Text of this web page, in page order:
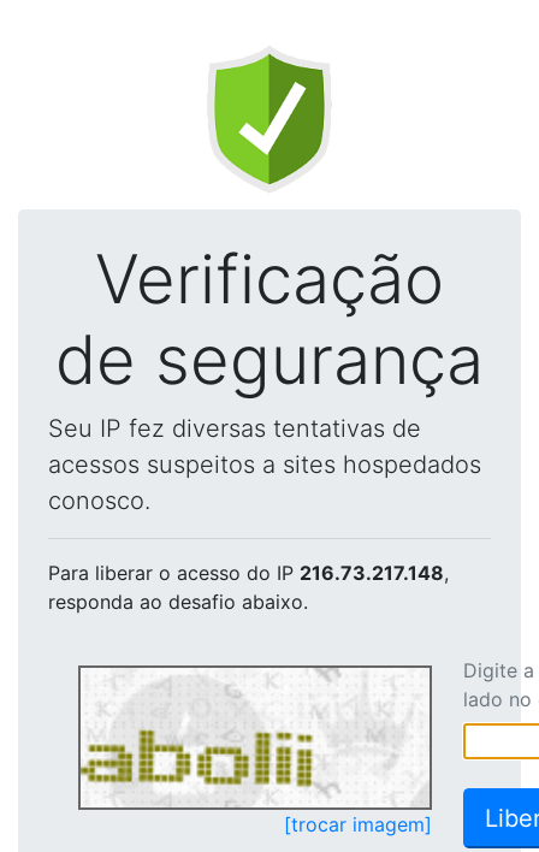
Verificação
de segurança
Seu IP fez diversas tentativas de
acessos suspeitos a sites hospedados
conosco.
Para liberar o acesso do IP 216.73.217.148,
responda ao desafio abaixo.
[trocar imagem]
Digite
lado no